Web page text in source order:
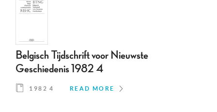
Belgisch Tijdschrift voor Nieuwste
Geschiedenis 1982 4
1982 4 READ MORE